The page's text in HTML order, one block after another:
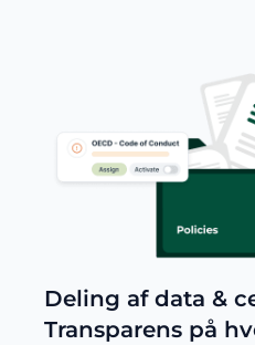
Deling af data &
Transparens på